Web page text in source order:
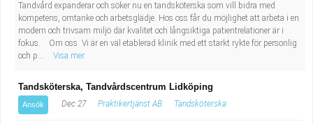
Tandvård expanderar och söker nu en tandsköterska som vill bidra med
kompetens, omtanke och arbetsglädje. Hos oss får du möjlighet att arbeta i en
modern och trivsam miljö där kvalitet och långsiktiga patientrelationer är i
fokus. Om oss Vi är en väl etablerad klinik med ett starkt rykte för personlig
och p...
Visa mer
Tandsköterska, Tandvårdscentrum Lidköping
Ansök Dec 27 Praktikertjänst AB Tandsköterska